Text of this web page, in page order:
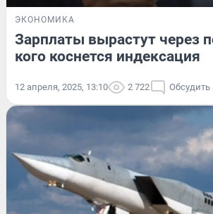
ЭКОНОМИКА
Зарплаты вырастут через
кого коснется индексация
12 апреля, 2025, 13:10 2 722 Обсудить